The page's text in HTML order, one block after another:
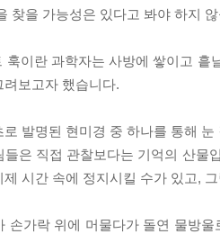
찾을 가능성은 있다고 봐야 하지
훅이란 과학자는 사방에 쌓이고
려보고자 했습니다.
로 발명된 현미경 중 하나를 통해
들은 직접 관찰보다는 기억의 산물
제 시간 속에 정지시킬 수가 있고,
손가락 위에 머물다가 돌연 물방